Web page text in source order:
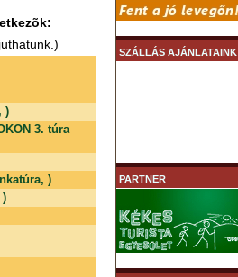
)
3. túra
)
)
SZÁLLÁS AJÁNLATAINK
PARTNER